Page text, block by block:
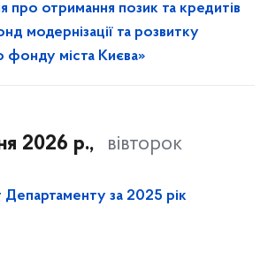
про отримання позик та кредитів
модернізації та розвитку
фонду міста Києва»
2026 р., вівторок
Департаменту за 2025 рік